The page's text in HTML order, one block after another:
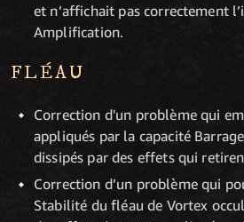
et n’affichait pas correctement
Amplification.
FLÉAU
Correction d'un problème qui
appliqués par la capacité
dissipés par des effets qui
Correction d’un problème qui
Stabilité du fléau de Vortex